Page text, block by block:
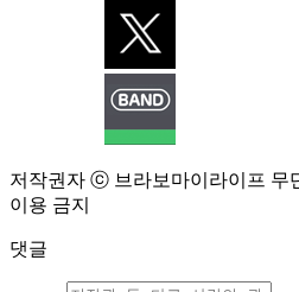
저작권자 ⓒ 브라보마이라이프 무
이용 금지
댓글